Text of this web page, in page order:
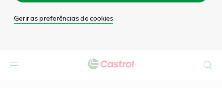
Gerir as preferências de cookies